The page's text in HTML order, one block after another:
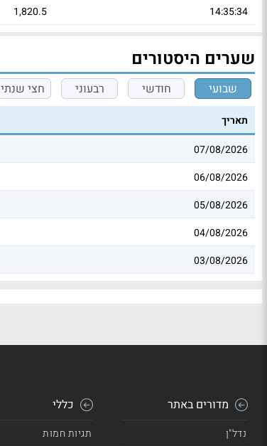
14:35:34
1,820.5
שערים היסטורים
שבועי חודשי רבעוני חצי שנתי
תאריך
07/08/2026
06/08/2026
05/08/2026
04/08/2026
03/08/2026
מדורים באתר
נדל"ן
כללי
תגיות חמות